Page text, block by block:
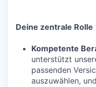
Deine zentrale Rolle
Kompetente
unterstützt
passenden
auszuwählen,